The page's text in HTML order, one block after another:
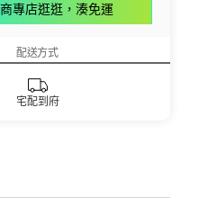
專店逛逛，湊免運
配送方式
宅配到府